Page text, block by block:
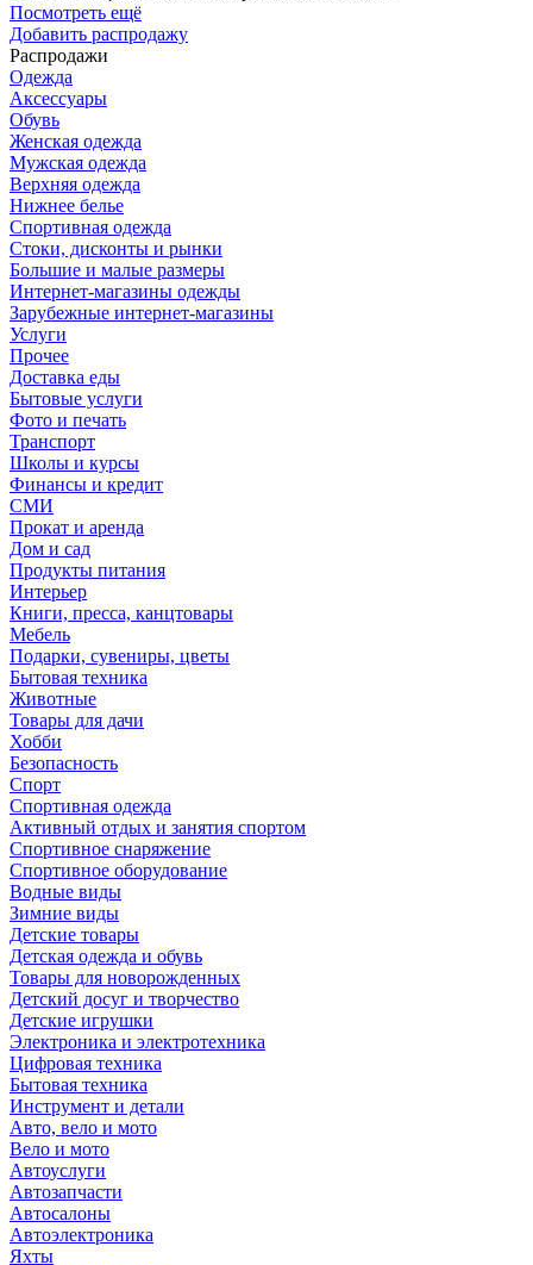
Посмотреть ещё
Добавить распродажу
Распродажи
Одежда
Аксессуары
Обувь
Женская одежда
Мужская одежда
Верхняя одежда
Нижнее белье
Спортивная одежда
Стоки, дисконты и рынки
Большие и малые размеры
Интернет-магазины одежды
Зарубежные интернет-магазины
Услуги
Прочее
Доставка еды
Бытовые услуги
Фото и печать
Транспорт
Школы и курсы
Финансы и кредит
СМИ
Прокат и аренда
Дом и сад
Продукты питания
Интерьер
Книги, пресса, канцтовары
Мебель
Подарки, сувениры, цветы
Бытовая техника
Животные
Товары для дачи
Хобби
Безопасность
Спорт
Спортивная одежда
Активный отдых и занятия спортом
Спортивное снаряжение
Спортивное оборудование
Водные виды
Зимние виды
Детские товары
Детская одежда и обувь
Товары для новорожденных
Детский досуг и творчество
Детские игрушки
Электроника и электротехника
Цифровая техника
Бытовая техника
Инструмент и детали
Авто, вело и мото
Вело и мото
Автоуслуги
Автозапчасти
Автосалоны
Автоэлектроника
Яхты